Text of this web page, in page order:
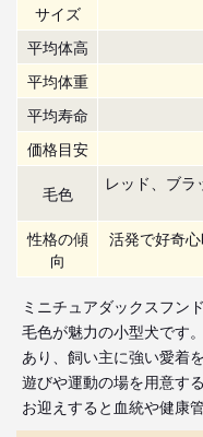
サイズ
平均体高
平均体重
平均寿命
価格目安
毛色
レッド、ブ
性格の傾
向
活発で好奇
ミニチュアダックスフン
毛色が魅力の小型犬です
あり、飼い主に強い愛着
遊びや運動の場を用意す
お迎えすると血統や健康